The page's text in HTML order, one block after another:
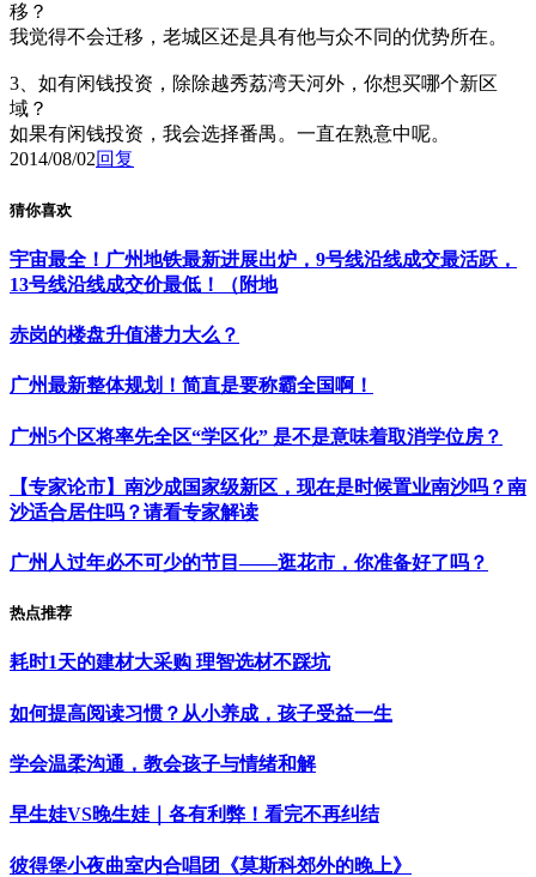
移？
我觉得不会迁移，老城区还是具有他与众不同的优势所在。
3、如有闲钱投资，除除越秀荔湾天河外，你想买哪个新区
域？
如果有闲钱投资，我会选择番禺。一直在熟意中呢。
2014/08/02回复
猜你喜欢
宇宙最全！广州地铁最新进展出炉，9号线沿线成交最活跃，
13号线沿线成交价最低！（附地
赤岗的楼盘升值潜力大么？
广州最新整体规划！简直是要称霸全国啊！
广州5个区将率先全区“学区化” 是不是意味着取消学位房？
【专家论市】南沙成国家级新区，现在是时候置业南沙吗？南
沙适合居住吗？请看专家解读
广州人过年必不可少的节目——逛花市，你准备好了吗？
热点推荐
耗时1天的建材大采购 理智选材不踩坑
如何提高阅读习惯？从小养成，孩子受益一生
学会温柔沟通，教会孩子与情绪和解
早生娃VS晚生娃｜各有利弊！看完不再纠结
彼得堡小夜曲室内合唱团《莫斯科郊外的晚上》